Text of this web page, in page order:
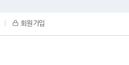
회원 가입